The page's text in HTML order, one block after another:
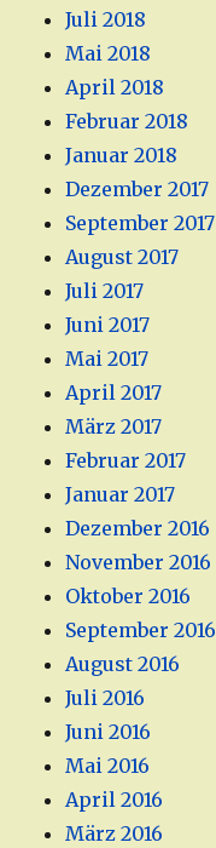
Juli 2018
Mai 2018
April 2018
Februar 2018
Januar 2018
Dezember 2017
September 2017
August 2017
Juli 2017
Juni 2017
Mai 2017
April 2017
März 2017
Februar 2017
Januar 2017
Dezember 2016
November 2016
Oktober 2016
September 2016
August 2016
Juli 2016
Juni 2016
Mai 2016
April 2016
März 2016